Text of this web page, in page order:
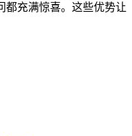
都充满惊喜。这些优势让